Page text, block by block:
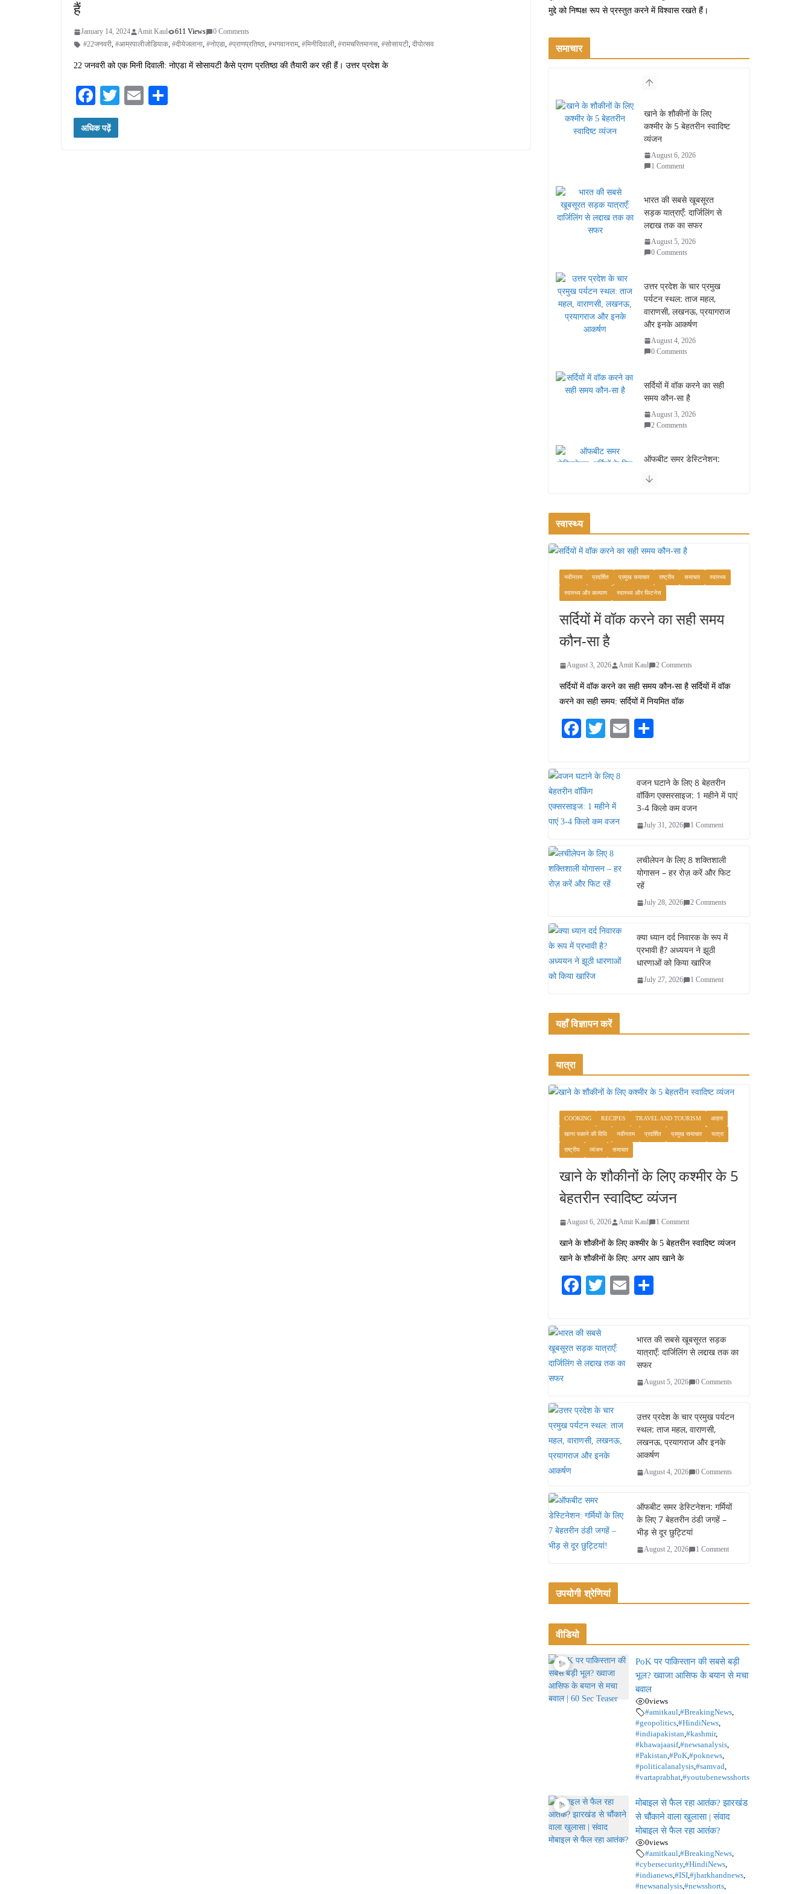
हैं
January 14, 2024 Amit Kaul 611 Views
0 Comments
#22जनवरी, #आम्रपालीजोडियाक, #दीयेजलाना, #नोएडा, #प्राणप्रतिष्ठा, #भगवानराम, #मिनीदिवाली, #रामचरितमानस, #सोसायटी, दीपोत्सव
22 जनवरी को एक मिनी दिवाली: नोएडा में सोसायटी कैसे प्राण प्रतिष्ठा की तैयारी कर रही हैं। उत्तर प्रदेश के
Fa
ce
bo
T
E
अधिक पढ़ें
मुद्दे को निष्पक्ष रूप से प्रस्तुत करने में विश्वास रखते हैं।
समाचार
खाने के शौकीनों के लिए
कश्मीर के 5 बेहतरीन स्वादिष्ट
व्यंजन
August 6, 2026
1 Comment
भारत की सबसे खूबसूरत
सड़क यात्राएँ: दार्जिलिंग से
लद्दाख तक का सफर
August 5, 2026
0 Comments
उत्तर प्रदेश के चार प्रमुख
पर्यटन स्थल: ताज महल,
वाराणसी, लखनऊ, प्रयागराज
और इनके आकर्षण
August 4, 2026
0 Comments
सर्दियों में वॉक करने का सही
समय कौन-सा है
August 3, 2026
2 Comments
ऑफबीट समर डेस्टिनेशन:
जगहें – भीड़ से दूर छुट्टियां
कश्मीर यात्रा गाइड:
प्राकृतिक सुंदरता और
स्वादिष्ट भोजन का अनूठा संगम
August 1, 2026
1 Comment
16 ज़रूरी कीबोर्ड शॉर्टकट्स
जो आपकी उत्पादकता को
दोगुना कर देंगे
स्वास्थ्य
नवीनतम प्रदर्शित प्रमुख समाचार राष्ट्रीय समाचार स्वास्थ्य
स्वास्थ्य और कल्याण स्वास्थ्य और फिटनेस
सर्दियों में वॉक करने का सही समय
कौन-सा है
August 3, 2026 Amit Kaul 2 Comments
सर्दियों में वॉक करने का सही समय कौन-सा है सर्दियों में वॉक
करने का सही समय: सर्दियों में नियमित वॉक
Fa
bo
ok
T
tte
r
E
वजन घटाने के लिए 8 बेहतरीन
वॉकिंग एक्सरसाइज: 1 महीने में पाएं
3-4 किलो कम वजन
July 31, 2026 1 Comment
लचीलेपन के लिए 8 शक्तिशाली
योगासन – हर रोज़ करें और फिट
रहें
July 28, 2026 2 Comments
क्या ध्यान दर्द निवारक के रूप में
प्रभावी है? अध्ययन ने झूठी
धारणाओं को किया खारिज
July 27, 2026 1 Comment
यहाँ विज्ञापन करें
यात्रा
COOKING RECIPES TRAVEL AND TOURISM आहार
खाना पकाने की विधि नवीनतम प्रदर्शित प्रमुख समाचार यात्रा
राष्ट्रीय व्यंजन समाचार
खाने के शौकीनों के लिए कश्मीर के 5
बेहतरीन स्वादिष्ट व्यंजन
August 6, 2026 Amit Kaul 1 Comment
खाने के शौकीनों के लिए कश्मीर के 5 बेहतरीन स्वादिष्ट व्यंजन
खाने के शौकीनों के लिए: अगर आप खाने के
Fa
bo
ok
T
r
E
भारत की सबसे खूबसूरत सड़क
यात्राएँ: दार्जिलिंग से लद्दाख तक का
सफर
August 5, 2026 0 Comments
उत्तर प्रदेश के चार प्रमुख पर्यटन
स्थल: ताज महल, वाराणसी,
लखनऊ, प्रयागराज और इनके
आकर्षण
August 4, 2026 0 Comments
ऑफबीट समर डेस्टिनेशन: गर्मियों
के लिए 7 बेहतरीन ठंडी जगहें –
भीड़ से दूर छुट्टियां
August 2, 2026 1 Comment
उपयोगी श्रेणियां
वीडियो
PoK पर पाकिस्तान की सबसे बड़ी
भूल? ख्वाजा आसिफ के बयान से मचा
बवाल
0views
#amitkaul,#BreakingNews,
#geopolitics,#HindiNews,
#indiapakistan,#kashmir,
#khawajaasif,#newsanalysis,
#Pakistan,#PoK,#poknews,
#politicalanalysis,#samvad,
#vartaprabhat,#youtubenewsshorts
मोबाइल से फैल रहा आतंक? झारखंड
से चौंकाने वाला खुलासा | संवाद
मोबाइल से फैल रहा आतंक?
0views
#amitkaul,#BreakingNews,
#cybersecurity,#HindiNews,
#indianews,#ISI,#jharkhandnews,
#newsanalysis,#newsshorts,